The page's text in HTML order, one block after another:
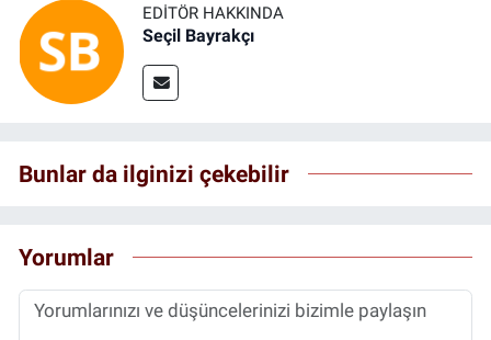
EDITÖR HAKKINDA
Seçil Bayrakçı
Bunlar da ilginizi çekebilir
Yorumlar